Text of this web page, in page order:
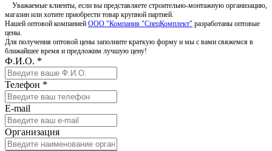
Уважаемые клиенты, если вы представляете строительно-монтажную организацию,
магазин или хотите приобрести товар крупной партией.
Нашей оптовой компанией ООО "Компания "СпецКомплект" разработаны оптовые
цены.
Для получения оптовой цены заполните краткую форму и мы с вами свяжемся в
ближайшее время и предложим лучшую цену!
Ф.И.О. *
Телефон *
E-mail
Организация